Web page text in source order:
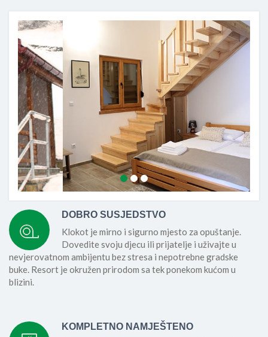
DOBRO SUSJEDSTVO
Klokot je mirno i sigurno mjesto za opuštanje.
Dovedite svoju djecu ili prijatelje i uživajte u
nevjerovatnom ambijentu bez stresa i nepotrebne gradske
buke. Resort je okružen prirodom sa tek ponekom kućom u
blizini.
KOMPLETNO NAMJEŠTENO